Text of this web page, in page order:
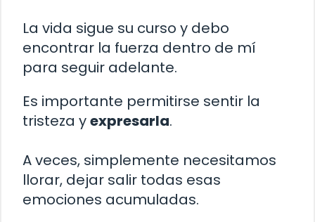
La vida sigue su curso y debo
encontrar la fuerza dentro de mí
para seguir adelante.
Es importante permitirse sentir la
tristeza yexpresarla.
A veces, simplemente necesitamos
llorar, dejar salir todas esas
emociones acumuladas.